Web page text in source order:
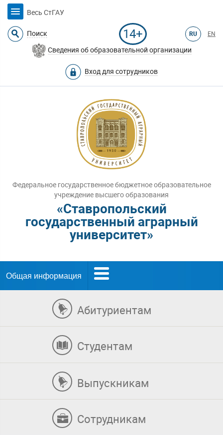
Весь СтГАУ
Поиск 14+ RU EN
Сведения об образовательной организации
Вход для сотрудников
Федеральное государственное бюджетное образовательное
учреждение высшего образования
«Ставропольский
государственный аграрный
университет»
Общая информация
Абитуриентам
Студентам
Выпускникам
Сотрудникам